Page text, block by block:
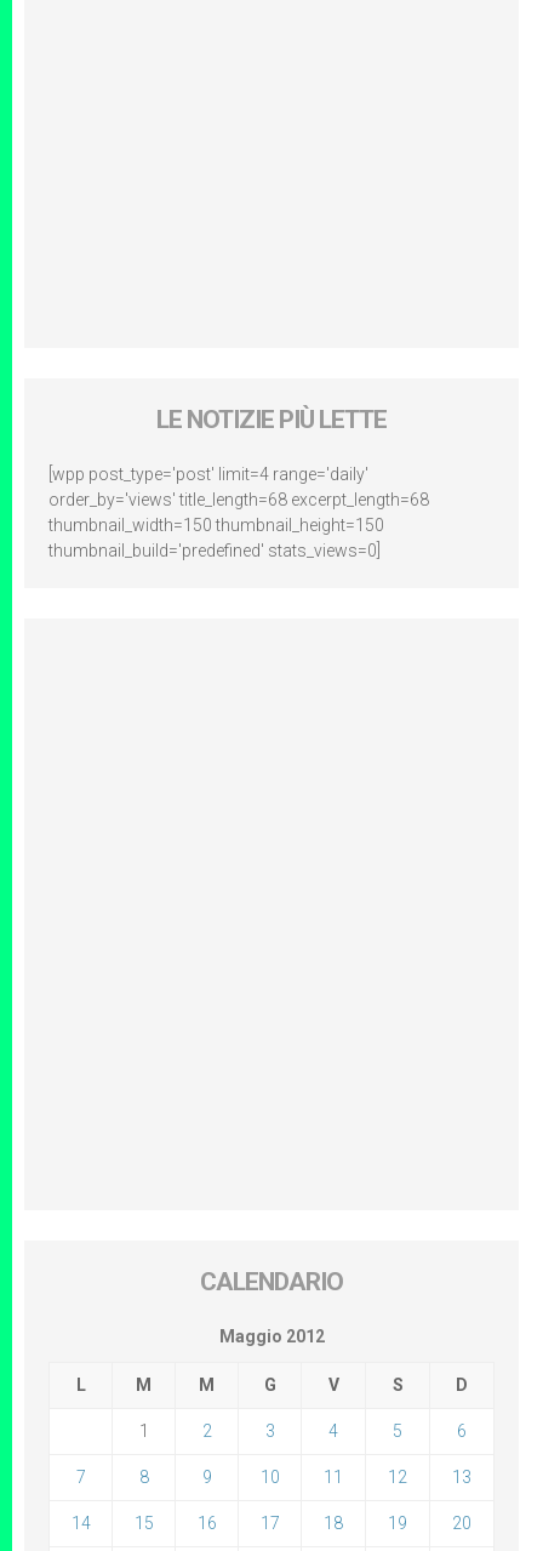
LE NOTIZIE PIÙ LETTE
[wpp post_type='post' limit=4 range='daily'
order_by='views' title_length=68 excerpt_length=68
thumbnail_width=150 thumbnail_height=150
thumbnail_build='predefined' stats_views=0]
CALENDARIO
Maggio 2012
L M M G V S D
1 2 3 4 5 6
7 8 9 10 11 12 13
14 15 16 17 18 19 20